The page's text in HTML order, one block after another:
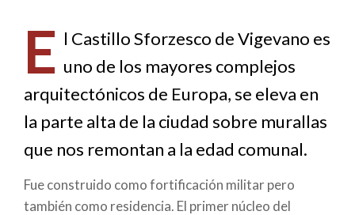
de
ayuda
a
la
navegación
E l Castillo Sforzesco de Vigevano es
uno de los mayores complejos
arquitectónicos de Europa, se eleva en
la parte alta de la ciudad sobre murallas
que nos remontan a la edad comunal.
Fue construido como fortificación militar pero
también como residencia. El primer núcleo del